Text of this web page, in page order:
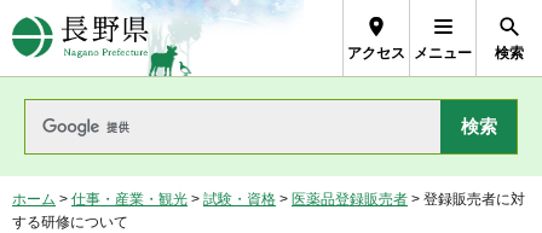
長野県Nagano Prefecture
アクセス メニュー 検索
ホーム > 仕事・産業・観光 > 試験・資格 > 医薬品登録販売者 > 登録販売者に対
する研修について